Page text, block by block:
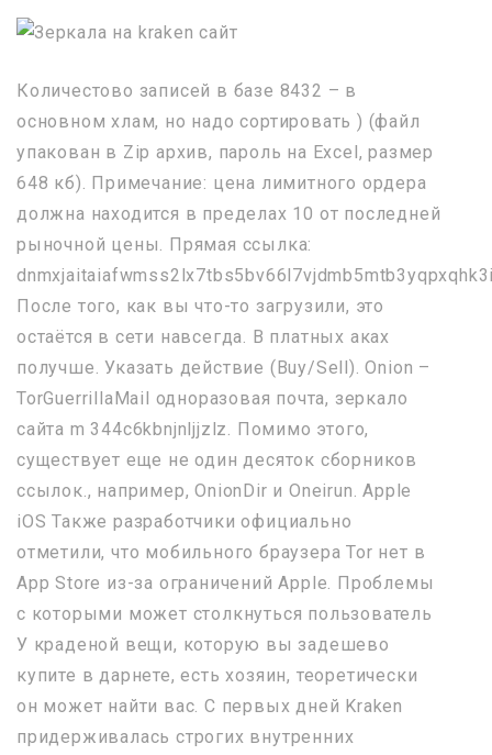
Количестово записей в базе 8432 – в
основном хлам, но надо сортировать ) (файл
упакован в Zip архив, пароль на Excel, размер
648 кб). Примечание: цена лимитного ордера
должна находится в пределах 10 от последней
рыночной цены. Прямая ссылка:
После того, как вы что-то загрузили, это
остаётся в сети навсегда. В платных аках
получше. Указать действие (Buy/Sell). Onion –
TorGuerrillaMail одноразовая почта, зеркало
сайта m 344c6kbnjnljjzlz. Помимо этого,
существует еще не один десяток сборников
ссылок., например, OnionDir и Oneirun. Apple
iOS Также разработчики официально
отметили, что мобильного браузера Tor нет в
App Store из-за ограничений Apple. Проблемы
с которыми может столкнуться пользователь
У краденой вещи, которую вы задешево
купите в дарнете, есть хозяин, теоретически
он может найти вас. С первых дней Kraken
придерживалась строгих внутренних